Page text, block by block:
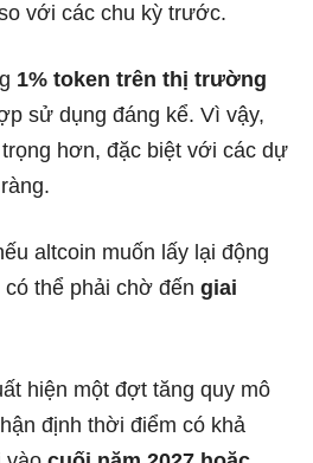
với các chu kỳ trước.
1% token trên thị trường
sử dụng đáng kể. Vì vậy,
hơn, đặc biệt với các dự
altcoin muốn lấy lại động
thể phải chờ đến giai
hiện một đợt tăng quy mô
định thời điểm có khả